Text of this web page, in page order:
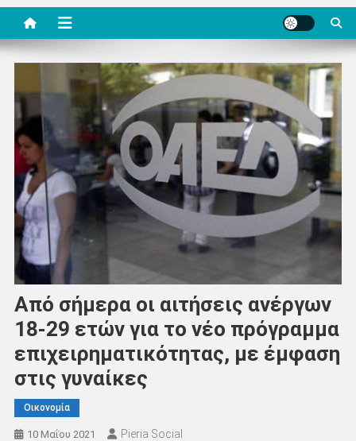
Aπό σήμερα οι αιτήσεις ανέργων
18-29 ετών για το νέο πρόγραμμα
επιχειρηματικότητας, με έμφαση
στις γυναίκες
Οικονομία
10 Μαΐου 2021 Pieria Social